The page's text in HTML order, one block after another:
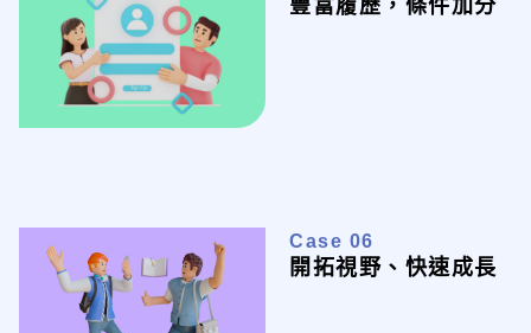
豐富履歷，條件加分
Case 06
開拓視野、快速成長